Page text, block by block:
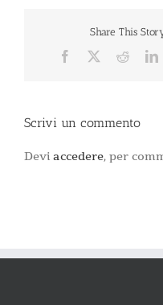
Share This
Facebook Reddit
Scrivi un commento
Devi accedere, per